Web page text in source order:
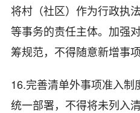
将村（社区）作为行政执
等事务的责任主体。加强
筹规范，不得随意新增事项
16.完善清单外事项准入
统一部署，不得将未列入